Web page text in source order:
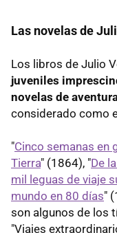
Las novelas de
Los libros de Julio
juveniles
novelas de
considerado como
"Cinco semanas en
Tierra" (1864), "De
mil leguas de viaje
mundo en 80 días"
son algunos de los
"Viajes